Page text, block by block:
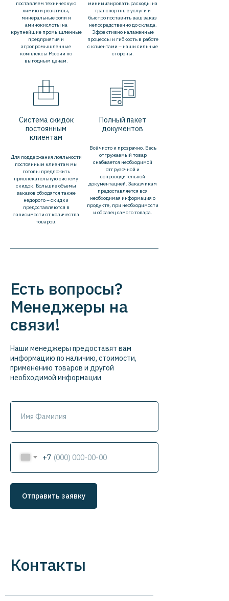
поставляем техническую
химию и реактивы,
минеральные соли и
аминокислоты на
крупнейшие промышленные
предприятия и
агропромышленные
комплексы России по
выгодным ценам.
минимизировать расходы на
транспортные услуги и
быстро поставить ваш заказ
непосредственно до склада.
Эффективно налаженные
процессы и гибкость в работе
с клиентами – наши сильные
стороны.
Для поддержания лояльности
постоянным клиентам мы
готовы предложить
привлекательную систему
скидок. Большие объемы
заказов обходятся также
недорого – скидки
предоставляются в
зависимости от количества
товаров.
Система скидок
постоянным
клиентам
Полный пакет
документов
Всё чисто и прозрачно. Весь
отгружаемый товар
снабжается необходимой
отгрузочной и
сопроводительной
документацией. Заказчикам
предоставляется вся
необходимая информация о
продукте, при необходимости
и образец самого товара.
Есть вопросы?
Менеджеры на
связи!
Наши менеджеры предоставят вам
информацию по наличию, стоимости,
применению товаров и другой
необходимой информации
+7
Отправить заявку
Контакты